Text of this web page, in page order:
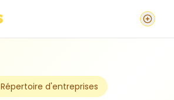
Répertoire d'entreprises